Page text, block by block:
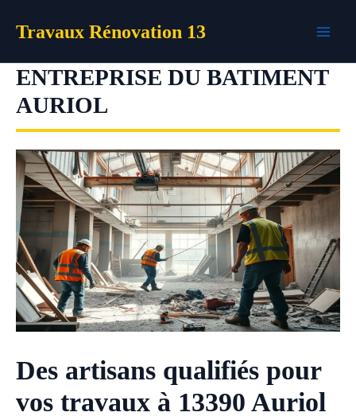
Travaux Rénovation 13
ENTREPRISE DU BATIMENT
AURIOL
Des artisans qualifiés pour
vos travaux à 13390 Auriol